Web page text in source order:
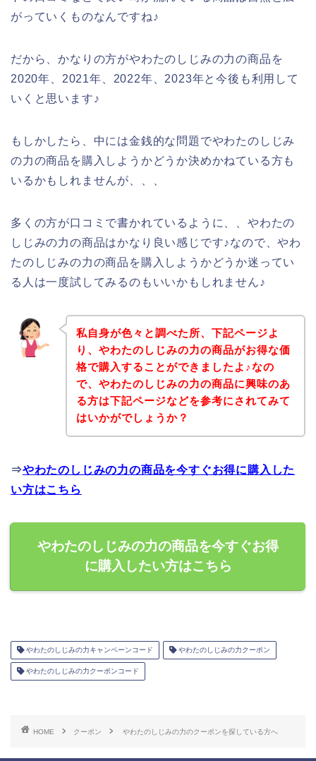
がっていくものなんですね♪
だから、かなりの方がやわたのしじみの力の商品を
2020年、2021年、2022年、2023年と今後も利用して
いくと思います♪
もしかしたら、中には金銭的な問題でやわたのしじみ
の力の商品を購入しようかどうか決めかねている方も
いるかもしれませんが、、、
多くの方が口コミで書かれているように、、やわたの
しじみの力の商品はかなり良い感じです♪なので、やわ
たのしじみの力の商品を購入しようかどうか迷ってい
る人は一度試してみるのもいいかもしれません♪
私自身が色々と調べた所、下記ページよ
り、やわたのしじみの力の商品がお得な価
格で購入することができましたよ♪なの
で、やわたのしじみの力の商品に興味のあ
る方は下記ページなどを参考にされてみて
はいかがでしょうか？
⇒やわたのしじみの力の商品を今すぐお得に購入した
い方はこちら
やわたのしじみの力の商品を今すぐお得
に購入したい方はこちら
やわたのしじみの力キャンペーンコード やわたのしじみの力クーポン
やわたのしじみの力クーポンコード
HOME クーポン やわたのしじみの力のクーポンを探している方へ